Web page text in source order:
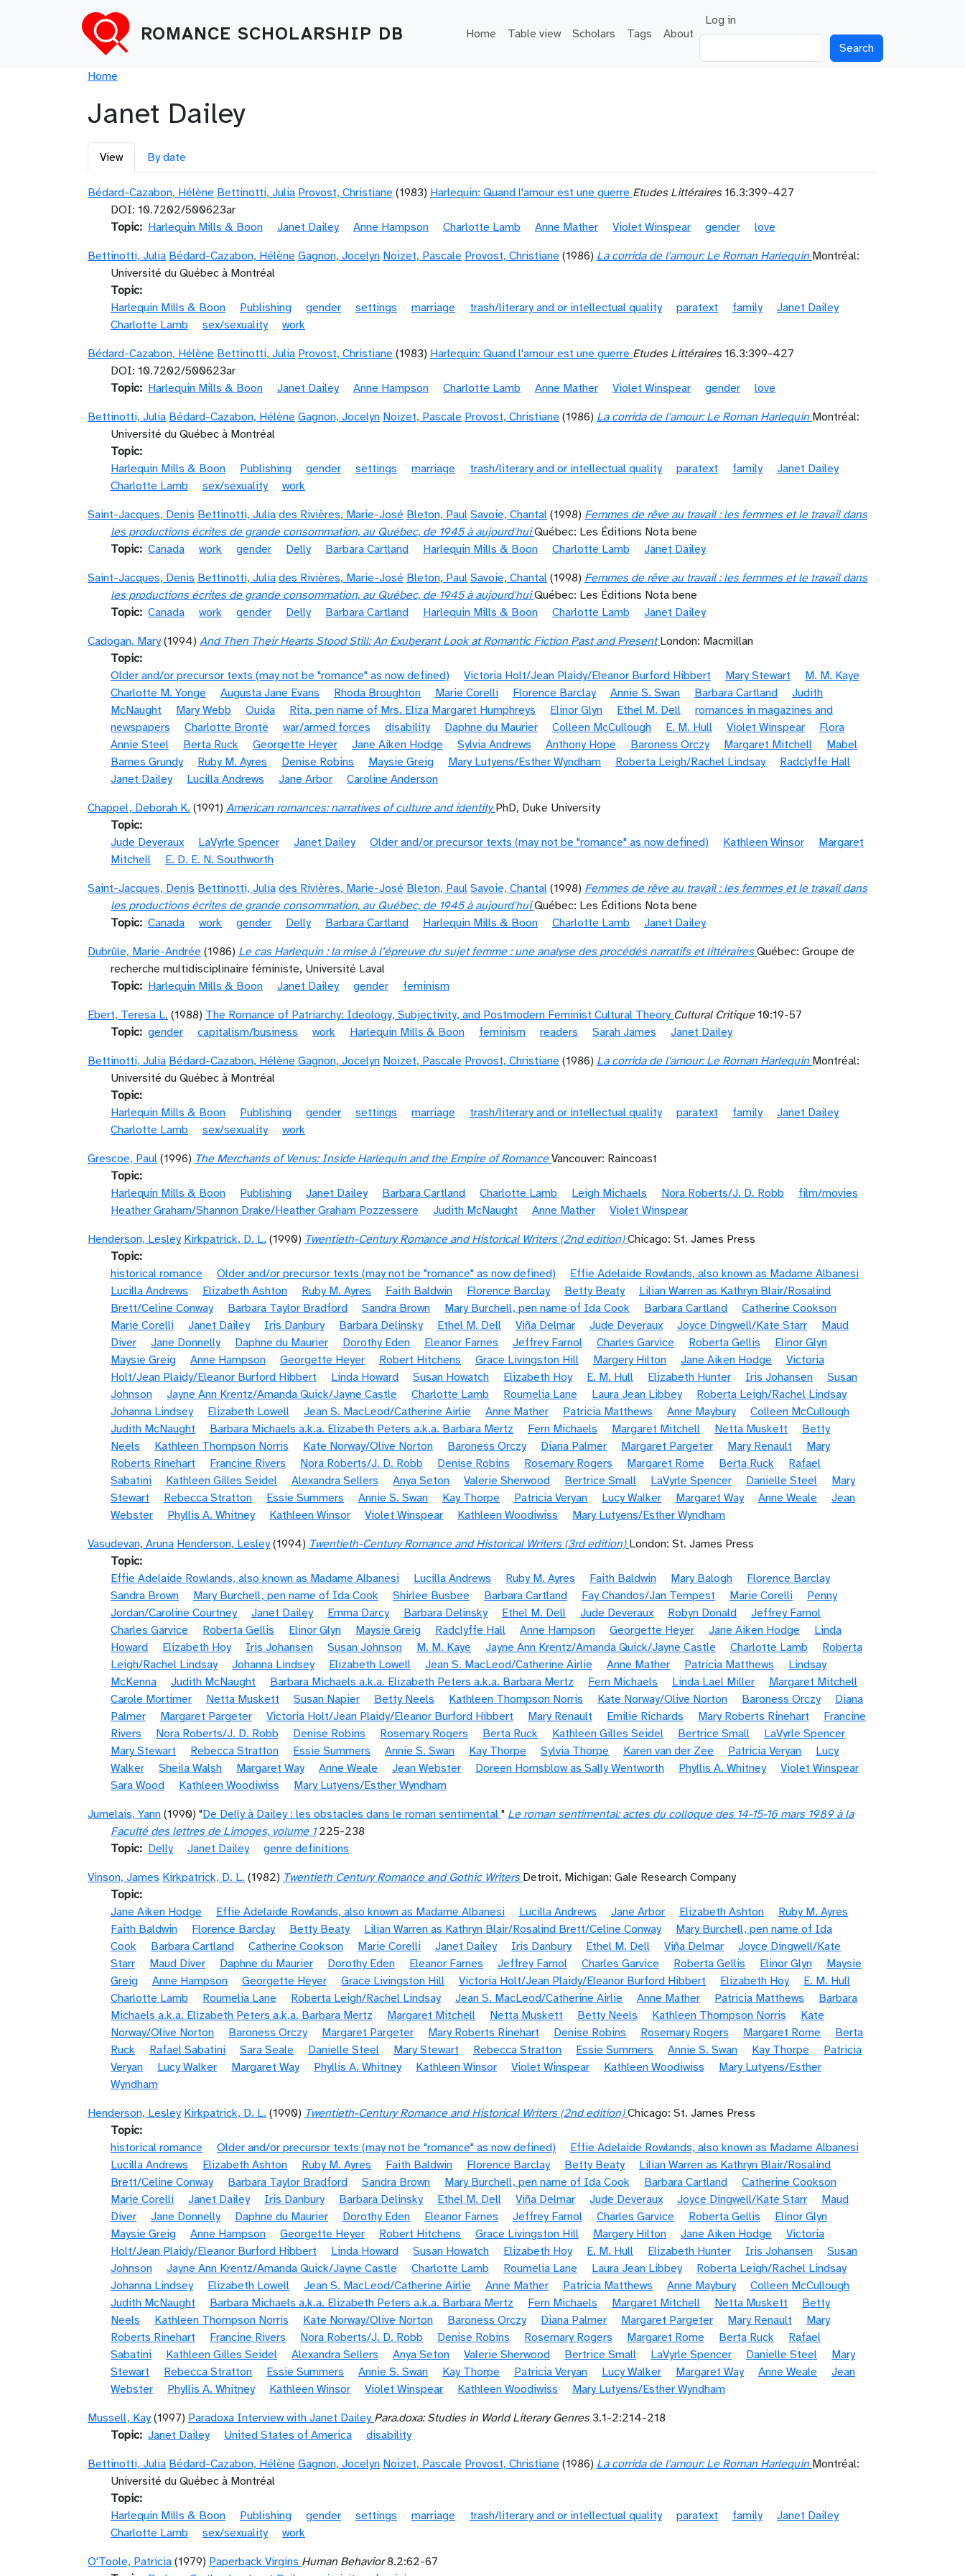
ROMANCE SCHOLARSHIP DB Main navigation
Home Table view Scholars Tags About
User account menu
Log in
Breadcrumb
Home
Janet Dailey
Primary tabs
View By date
Bédard-Cazabon, Hélène Bettinotti, Julia Provost, Christiane (1983) Harlequin: Quand l'amour est une guerre Etudes Littéraires16.3:399-427
DOI: 10.7202/500623ar
Topic
Harlequin Mills & Boon Janet Dailey Anne Hampson Charlotte Lamb Anne Mather Violet Winspear gender
love
Bettinotti, Julia Bédard-Cazabon, Hélène Gagnon, Jocelyn Noizet, Pascale Provost, Christiane (1986) La corrida de l'amour: Le Roman Harlequin Montréal:
Université du Québec à Montréal
Topic
Harlequin Mills & Boon
Publishing gender settings marriage trash/literary and or intellectual quality paratext family
Janet Dailey
Charlotte Lamb
sex/sexuality
work
Bédard-Cazabon, Hélène Bettinotti, Julia Provost, Christiane (1983) Harlequin: Quand l'amour est une guerre Etudes Littéraires16.3:399-427
DOI: 10.7202/500623ar
Topic
Harlequin Mills & Boon Janet Dailey Anne Hampson Charlotte Lamb Anne Mather Violet Winspear gender
love
Bettinotti, Julia Bédard-Cazabon, Hélène Gagnon, Jocelyn Noizet, Pascale Provost, Christiane (1986) La corrida de l'amour: Le Roman Harlequin Montréal:
Université du Québec à Montréal
Topic
Harlequin Mills & Boon
Publishing gender settings marriage trash/literary and or intellectual quality paratext family
Janet Dailey
Charlotte Lamb
sex/sexuality
work
Saint-Jacques, Denis Bettinotti, Julia des Rivières, Marie-José Bleton, Paul Savoie, Chantal (1998) Femmes de rêve au travail : les femmes et le travail dans
les productions écrites de grande consommation, au Québec, de 1945 à aujourd'hui Québec: Les Éditions Nota bene
Topic Canada work gender Delly Barbara Cartland Harlequin Mills & Boon Charlotte Lamb
Janet Dailey
Saint-Jacques, Denis Bettinotti, Julia des Rivières, Marie-José Bleton, Paul Savoie, Chantal (1998) Femmes de rêve au travail : les femmes et le travail dans
les productions écrites de grande consommation, au Québec, de 1945 à aujourd'hui Québec: Les Éditions Nota bene
Topic Canada work gender Delly Barbara Cartland Harlequin Mills & Boon Charlotte Lamb
Janet Dailey
Cadogan, Mary (1994) And Then Their Hearts Stood Still: An Exuberant Look at Romantic Fiction Past and Present London: Macmillan
Topic
Older and/or precursor texts (may not be "romance" as now defined)
Victoria Holt/Jean Plaidy/Eleanor Burford Hibbert Mary Stewart
M. M. Kaye
Charlotte M. Yonge
Augusta Jane Evans Rhoda Broughton Marie Corelli Florence Barclay Annie S. Swan Barbara Cartland
Judith
McNaught
Mary Webb Ouida Rita, pen name of Mrs. Eliza Margaret Humphreys Elinor Glyn Ethel M. Dell
romances in magazines and
newspapers
Charlotte Brontë war/armed forces disability Daphne du Maurier Colleen McCullough E. M. Hull Violet Winspear
Flora
Annie Steel
Berta Ruck Georgette Heyer Jane Aiken Hodge Sylvia Andrews Anthony Hope Baroness Orczy Margaret Mitchell
Mabel
Barnes Grundy
Ruby M. Ayres Denise Robins Maysie Greig Mary Lutyens/Esther Wyndham Roberta Leigh/Rachel Lindsay
Radclyffe Hall
Janet Dailey
Lucilla Andrews Jane Arbor
Caroline Anderson
Chappel, Deborah K. (1991) American romances: narratives of culture and identity PhD, Duke University
Topic
Jude Deveraux
LaVyrle Spencer Janet Dailey Older and/or precursor texts (may not be "romance" as now defined) Kathleen Winsor
Margaret
Mitchell
E. D. E. N. Southworth
Saint-Jacques, Denis Bettinotti, Julia des Rivières, Marie-José Bleton, Paul Savoie, Chantal (1998) Femmes de rêve au travail : les femmes et le travail dans
les productions écrites de grande consommation, au Québec, de 1945 à aujourd'hui Québec: Les Éditions Nota bene
Topic Canada work gender Delly Barbara Cartland Harlequin Mills & Boon Charlotte Lamb
Janet Dailey
Dubrûle, Marie-Andrée (1986) Le cas Harlequin : la mise à l’épreuve du sujet femme : une analyse des procédés narratifs et littéraires Québec: Groupe de
recherche multidisciplinaire féministe, Université Laval
Topic
Harlequin Mills & Boon Janet Dailey gender
feminism
Ebert, Teresa L. (1988) The Romance of Patriarchy: Ideology, Subjectivity, and Postmodern Feminist Cultural Theory Cultural Critique10:19-57
Topic gender capitalism/business work Harlequin Mills & Boon feminism readers Sarah James
Janet Dailey
Bettinotti, Julia Bédard-Cazabon, Hélène Gagnon, Jocelyn Noizet, Pascale Provost, Christiane (1986) La corrida de l'amour: Le Roman Harlequin Montréal:
Université du Québec à Montréal
Topic
Harlequin Mills & Boon
Publishing gender settings marriage trash/literary and or intellectual quality paratext family
Janet Dailey
Charlotte Lamb
sex/sexuality
work
Grescoe, Paul (1996) The Merchants of Venus: Inside Harlequin and the Empire of Romance Vancouver: Raincoast
Topic
Harlequin Mills & Boon
Publishing Janet Dailey Barbara Cartland Charlotte Lamb Leigh Michaels Nora Roberts/J. D. Robb
film/movies
Heather Graham/Shannon Drake/Heather Graham Pozzessere
Judith McNaught Anne Mather
Violet Winspear
Henderson, Lesley Kirkpatrick, D. L. (1990) Twentieth-Century Romance and Historical Writers (2nd edition) Chicago: St. James Press
Topic
historical romance
Older and/or precursor texts (may not be "romance" as now defined)
Effie Adelaide Rowlands, also known as Madame Albanesi
Lucilla Andrews
Elizabeth Ashton Ruby M. Ayres Faith Baldwin Florence Barclay Betty Beaty
Lilian Warren as Kathryn Blair/Rosalind
Brett/Celine Conway
Barbara Taylor Bradford Sandra Brown Mary Burchell, pen name of Ida Cook Barbara Cartland
Catherine Cookson
Marie Corelli
Janet Dailey Iris Danbury Barbara Delinsky Ethel M. Dell Viña Delmar Jude Deveraux Joyce Dingwell/Kate Starr
Maud
Diver
Jane Donnelly Daphne du Maurier Dorothy Eden Eleanor Farnes Jeffrey Farnol Charles Garvice Roberta Gellis
Elinor Glyn
Maysie Greig
Anne Hampson Georgette Heyer Robert Hitchens Grace Livingston Hill Margery Hilton Jane Aiken Hodge
Victoria
Holt/Jean Plaidy/Eleanor Burford Hibbert
Linda Howard Susan Howatch Elizabeth Hoy E. M. Hull Elizabeth Hunter Iris Johansen
Susan
Johnson
Jayne Ann Krentz/Amanda Quick/Jayne Castle Charlotte Lamb Roumelia Lane Laura Jean Libbey
Roberta Leigh/Rachel Lindsay
Johanna Lindsey
Elizabeth Lowell Jean S. MacLeod/Catherine Airlie Anne Mather Patricia Matthews Anne Maybury
Colleen McCullough
Judith McNaught
Barbara Michaels a.k.a. Elizabeth Peters a.k.a. Barbara Mertz Fern Michaels Margaret Mitchell Netta Muskett
Betty
Neels
Kathleen Thompson Norris Kate Norway/Olive Norton Baroness Orczy Diana Palmer Margaret Pargeter Mary Renault
Mary
Roberts Rinehart
Francine Rivers Nora Roberts/J. D. Robb Denise Robins Rosemary Rogers Margaret Rome Berta Ruck
Rafael
Sabatini
Kathleen Gilles Seidel Alexandra Sellers Anya Seton Valerie Sherwood Bertrice Small LaVyrle Spencer Danielle Steel
Mary
Stewart
Rebecca Stratton Essie Summers Annie S. Swan Kay Thorpe Patricia Veryan Lucy Walker Margaret Way Anne Weale
Jean
Webster
Phyllis A. Whitney Kathleen Winsor Violet Winspear Kathleen Woodiwiss
Mary Lutyens/Esther Wyndham
Vasudevan, Aruna Henderson, Lesley (1994) Twentieth-Century Romance and Historical Writers (3rd edition) London: St. James Press
Topic
Effie Adelaide Rowlands, also known as Madame Albanesi
Lucilla Andrews Ruby M. Ayres Faith Baldwin Mary Balogh
Florence Barclay
Sandra Brown
Mary Burchell, pen name of Ida Cook Shirlee Busbee Barbara Cartland Fay Chandos/Jan Tempest Marie Corelli
Penny
Jordan/Caroline Courtney
Janet Dailey Emma Darcy Barbara Delinsky Ethel M. Dell Jude Deveraux Robyn Donald
Jeffrey Farnol
Charles Garvice
Roberta Gellis Elinor Glyn Maysie Greig Radclyffe Hall Anne Hampson Georgette Heyer Jane Aiken Hodge
Linda
Howard
Elizabeth Hoy Iris Johansen Susan Johnson M. M. Kaye Jayne Ann Krentz/Amanda Quick/Jayne Castle Charlotte Lamb
Roberta
Leigh/Rachel Lindsay
Johanna Lindsey Elizabeth Lowell Jean S. MacLeod/Catherine Airlie Anne Mather Patricia Matthews
Lindsay
McKenna
Judith McNaught Barbara Michaels a.k.a. Elizabeth Peters a.k.a. Barbara Mertz Fern Michaels Linda Lael Miller
Margaret Mitchell
Carole Mortimer
Netta Muskett Susan Napier Betty Neels Kathleen Thompson Norris Kate Norway/Olive Norton Baroness Orczy
Diana
Palmer
Margaret Pargeter Victoria Holt/Jean Plaidy/Eleanor Burford Hibbert Mary Renault Emilie Richards Mary Roberts Rinehart
Francine
Rivers
Nora Roberts/J. D. Robb Denise Robins Rosemary Rogers Berta Ruck Kathleen Gilles Seidel Bertrice Small
LaVyrle Spencer
Mary Stewart
Rebecca Stratton Essie Summers Annie S. Swan Kay Thorpe Sylvia Thorpe Karen van der Zee Patricia Veryan
Lucy
Walker
Sheila Walsh Margaret Way Anne Weale Jean Webster Doreen Hornsblow as Sally Wentworth Phyllis A. Whitney
Violet Winspear
Sara Wood
Kathleen Woodiwiss
Mary Lutyens/Esther Wyndham
Jumelais, Yann (1990) "De Delly à Dailey : les obstacles dans le roman sentimental " Le roman sentimental: actes du colloque des 14-15-16 mars 1989 à la
Faculté des lettres de Limoges, volume 1225-238
Topic
Delly Janet Dailey
genre definitions
Vinson, James Kirkpatrick, D. L. (1982) Twentieth Century Romance and Gothic Writers Detroit, Michigan: Gale Research Company
Topic
Jane Aiken Hodge
Effie Adelaide Rowlands, also known as Madame Albanesi Lucilla Andrews Jane Arbor Elizabeth Ashton
Ruby M. Ayres
Faith Baldwin
Florence Barclay Betty Beaty Lilian Warren as Kathryn Blair/Rosalind Brett/Celine Conway
Mary Burchell, pen name of Ida
Cook
Barbara Cartland Catherine Cookson Marie Corelli Janet Dailey Iris Danbury Ethel M. Dell Viña Delmar
Joyce Dingwell/Kate
Starr
Maud Diver Daphne du Maurier Dorothy Eden Eleanor Farnes Jeffrey Farnol Charles Garvice Roberta Gellis Elinor Glyn
Maysie
Greig
Anne Hampson Georgette Heyer Grace Livingston Hill Victoria Holt/Jean Plaidy/Eleanor Burford Hibbert Elizabeth Hoy
E. M. Hull
Charlotte Lamb
Roumelia Lane Roberta Leigh/Rachel Lindsay Jean S. MacLeod/Catherine Airlie Anne Mather Patricia Matthews
Barbara
Michaels a.k.a. Elizabeth Peters a.k.a. Barbara Mertz
Margaret Mitchell Netta Muskett Betty Neels Kathleen Thompson Norris
Kate
Norway/Olive Norton
Baroness Orczy Margaret Pargeter Mary Roberts Rinehart Denise Robins Rosemary Rogers Margaret Rome
Berta
Ruck
Rafael Sabatini Sara Seale Danielle Steel Mary Stewart Rebecca Stratton Essie Summers Annie S. Swan Kay Thorpe
Patricia
Veryan
Lucy Walker Margaret Way Phyllis A. Whitney Kathleen Winsor Violet Winspear Kathleen Woodiwiss
Mary Lutyens/Esther
Wyndham
Henderson, Lesley Kirkpatrick, D. L. (1990) Twentieth-Century Romance and Historical Writers (2nd edition) Chicago: St. James Press
Topic
historical romance
Older and/or precursor texts (may not be "romance" as now defined)
Effie Adelaide Rowlands, also known as Madame Albanesi
Lucilla Andrews
Elizabeth Ashton Ruby M. Ayres Faith Baldwin Florence Barclay Betty Beaty
Lilian Warren as Kathryn Blair/Rosalind
Brett/Celine Conway
Barbara Taylor Bradford Sandra Brown Mary Burchell, pen name of Ida Cook Barbara Cartland
Catherine Cookson
Marie Corelli
Janet Dailey Iris Danbury Barbara Delinsky Ethel M. Dell Viña Delmar Jude Deveraux Joyce Dingwell/Kate Starr
Maud
Diver
Jane Donnelly Daphne du Maurier Dorothy Eden Eleanor Farnes Jeffrey Farnol Charles Garvice Roberta Gellis
Elinor Glyn
Maysie Greig
Anne Hampson Georgette Heyer Robert Hitchens Grace Livingston Hill Margery Hilton Jane Aiken Hodge
Victoria
Holt/Jean Plaidy/Eleanor Burford Hibbert
Linda Howard Susan Howatch Elizabeth Hoy E. M. Hull Elizabeth Hunter Iris Johansen
Susan
Johnson
Jayne Ann Krentz/Amanda Quick/Jayne Castle Charlotte Lamb Roumelia Lane Laura Jean Libbey
Roberta Leigh/Rachel Lindsay
Johanna Lindsey
Elizabeth Lowell Jean S. MacLeod/Catherine Airlie Anne Mather Patricia Matthews Anne Maybury
Colleen McCullough
Judith McNaught
Barbara Michaels a.k.a. Elizabeth Peters a.k.a. Barbara Mertz Fern Michaels Margaret Mitchell Netta Muskett
Betty
Neels
Kathleen Thompson Norris Kate Norway/Olive Norton Baroness Orczy Diana Palmer Margaret Pargeter Mary Renault
Mary
Roberts Rinehart
Francine Rivers Nora Roberts/J. D. Robb Denise Robins Rosemary Rogers Margaret Rome Berta Ruck
Rafael
Sabatini
Kathleen Gilles Seidel Alexandra Sellers Anya Seton Valerie Sherwood Bertrice Small LaVyrle Spencer Danielle Steel
Mary
Stewart
Rebecca Stratton Essie Summers Annie S. Swan Kay Thorpe Patricia Veryan Lucy Walker Margaret Way Anne Weale
Jean
Webster
Phyllis A. Whitney Kathleen Winsor Violet Winspear Kathleen Woodiwiss
Mary Lutyens/Esther Wyndham
Mussell, Kay (1997) Paradoxa Interview with Janet Dailey Para.doxa: Studies in World Literary Genres3.1-2:214-218
Topic Janet Dailey United States of America
disability
Bettinotti, Julia Bédard-Cazabon, Hélène Gagnon, Jocelyn Noizet, Pascale Provost, Christiane (1986) La corrida de l'amour: Le Roman Harlequin Montréal:
Université du Québec à Montréal
Topic
Harlequin Mills & Boon
Publishing gender settings marriage trash/literary and or intellectual quality paratext family
Janet Dailey
Charlotte Lamb
sex/sexuality
work
O'Toole, Patricia (1979) Paperback Virgins Human Behavior8.2:62-67